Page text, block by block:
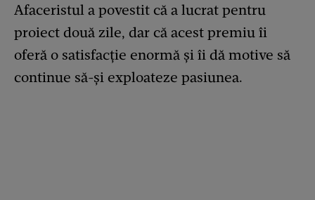
Afaceristul a povestit că a lucrat pentru
proiect două zile, dar că acest premiu îi
oferă o satisfacție enormă și îi dă motive să
continue să-și exploateze pasiunea.